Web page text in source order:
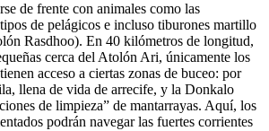
de frente con animales como las
de pelágicos e incluso tiburones martillo
Rasdhoo). En 40 kilómetros de longitud,
cerca del Atolón Ari, únicamente los
acceso a ciertas zonas de buceo: por
llena de vida de arrecife, y la Donkalo
de limpieza” de mantarrayas. Aquí, los
podrán navegar las fuertes corrientes